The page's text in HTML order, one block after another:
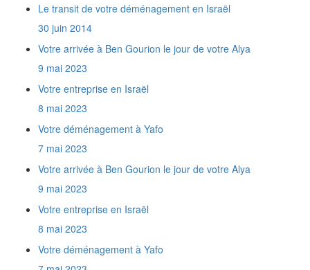
A partir de combien de temps est-on
considéré comme citoyen de retour ?
Desservez-vous tout Israël ?
Je n'ai ni affaires neuves, ni appareils
électroménagers. Est-ce que je vais payer des
taxes de douane en Israël ?
Est-ce que je dois me déplacer quelque part
pour effectuer les formalités de dédouanement
Est-il nécessaire d'utiliser des réfrigérateurs
et des congélateurs tropicalisés en Israël ?
Comment obtenir le permis de conduire
israélien ?
Quels documents fournir pour un retour en
France ?
Comment obtenir la Téoudath Olé ?
Quel est le rôle du Ministère de l'Intégration
Le transit de votre déménagement en Israël
30 juin 2014
Votre arrivée à Ben Gourion le jour de votre Alya
9 mai 2023
Votre entreprise en Israël
8 mai 2023
Votre déménagement à Yafo
7 mai 2023
Votre arrivée à Ben Gourion le jour de votre Alya
9 mai 2023
Votre entreprise en Israël
8 mai 2023
Votre déménagement à Yafo